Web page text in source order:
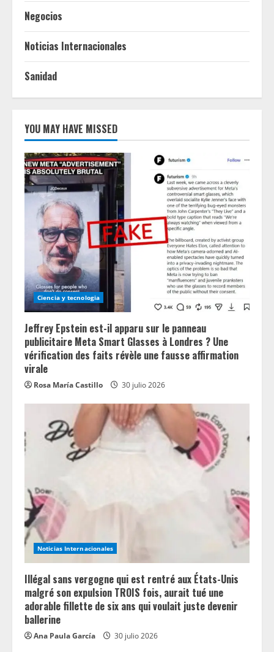
Negocios
Noticias Internacionales
Sanidad
YOU MAY HAVE MISSED
Ciencia y tecnologia
Jeffrey Epstein est-il apparu sur le panneau
publicitaire Meta Smart Glasses à Londres ? Une
vérification des faits révèle une fausse affirmation
virale
Rosa María Castillo 30 julio 2026
Noticias Internacionales
Illégal sans vergogne qui est rentré aux États-Unis
malgré son expulsion TROIS fois, aurait tué une
adorable fillette de six ans qui voulait juste devenir
ballerine
Ana Paula García 30 julio 2026